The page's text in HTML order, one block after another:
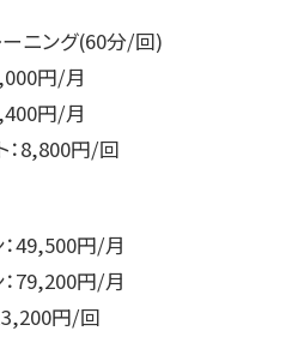
ニング(60分/回)
円/月
円/月
円/回
円/月
円/月
円/回